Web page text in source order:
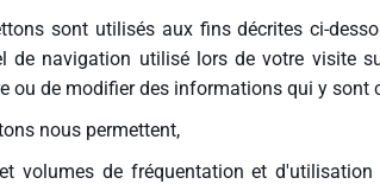
sont utilisés aux fins décrites ci-
de navigation utilisé lors de votre visite
ou de modifier des informations qui y sont
nous permettent,
volumes de fréquentation et